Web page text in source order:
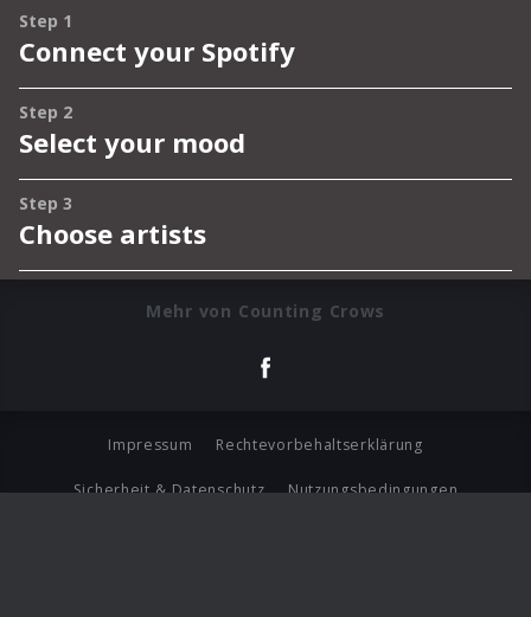
Mehr von Counting Crows
Impressum Rechtevorbehaltserklärung
Sicherheit & Datenschutz Nutzungsbedingungen